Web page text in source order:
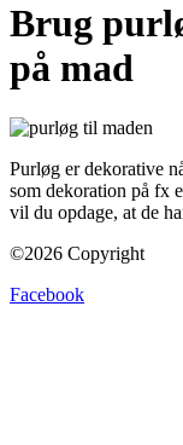
Brug
på mad
Purløg er dekorative
som dekoration på fx
vil du opdage, at de
©2026 Copyright
Facebook